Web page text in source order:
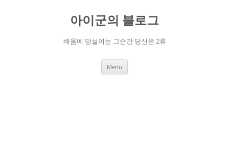
아이군의 블로그
배움에 망설이는 그순간 당신은 2류
Menu